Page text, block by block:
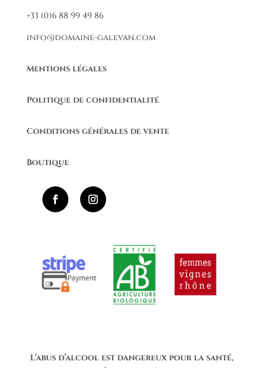
+33 (0)6 88 99 49 86
info@domaine-galevan.com
Mentions légales
Politique de confidentialité
Conditions générales de vente
Boutique
L’abus d’alcool est dangereux pour la santé,